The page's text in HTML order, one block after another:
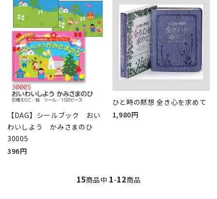
【DAG】シールブック おい
わいしよう かみさまのひ
30005
396円
ひと時の黙想 全き心を求めて
1,980円
15商品中 1-12商品